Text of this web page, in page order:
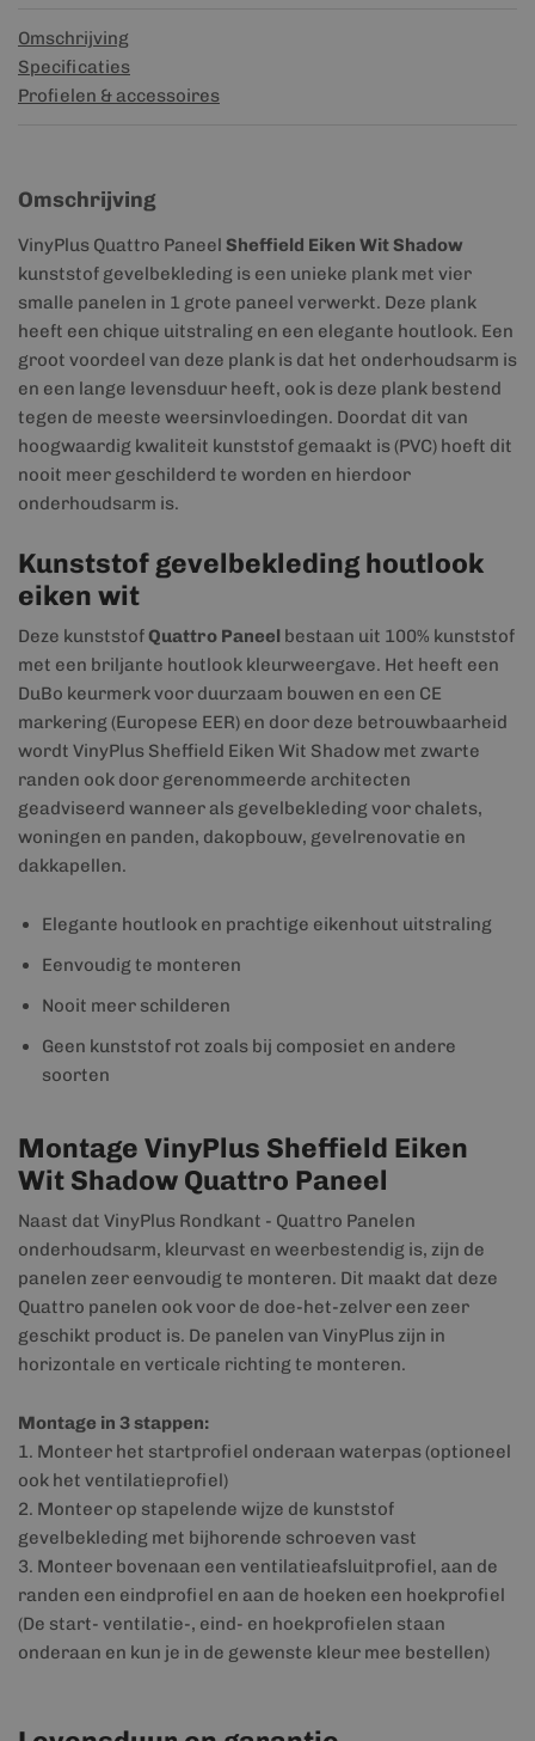
Omschrijving
Specificaties
Profielen & accessoires
Omschrijving
VinyPlus Quattro Paneel Sheffield Eiken Wit Shadow
kunststof gevelbekleding is een unieke plank met vier
smalle panelen in 1 grote paneel verwerkt. Deze plank
heeft een chique uitstraling en een elegante houtlook. Een
groot voordeel van deze plank is dat het onderhoudsarm is
en een lange levensduur heeft, ook is deze plank bestend
tegen de meeste weersinvloedingen. Doordat dit van
hoogwaardig kwaliteit kunststof gemaakt is (PVC) hoeft dit
nooit meer geschilderd te worden en hierdoor
onderhoudsarm is.
Kunststof gevelbekleding houtlook
eiken wit
Deze kunststofQuattro Paneel bestaan uit 100% kunststof
met een briljante houtlook kleurweergave. Het heeft een
DuBo keurmerk voor duurzaam bouwen en een CE
markering (Europese EER) en door deze betrouwbaarheid
wordt VinyPlus Sheffield Eiken Wit Shadow met zwarte
randen ook door gerenommeerde architecten
geadviseerd wanneer als gevelbekleding voor chalets,
woningen en panden, dakopbouw, gevelrenovatie en
dakkapellen.
Elegante houtlook en prachtige eikenhout uitstraling
Eenvoudig te monteren
Nooit meer schilderen
Geen kunststof rot zoals bij composiet en andere
soorten
Montage VinyPlus Sheffield Eiken
Wit Shadow Quattro Paneel
Naast dat VinyPlus Rondkant - Quattro Panelen
onderhoudsarm, kleurvast en weerbestendig is, zijn de
panelen zeer eenvoudig te monteren. Dit maakt dat deze
Quattro panelen ook voor de doe-het-zelver een zeer
geschikt product is. De panelen van VinyPlus zijn in
horizontale en verticale richting te monteren.
Montage in 3 stappen:
1. Monteer het startprofiel onderaan waterpas (optioneel
ook het ventilatieprofiel)
2. Monteer op stapelende wijze de kunststof
gevelbekleding met bijhorende schroeven vast
3. Monteer bovenaan een ventilatieafsluitprofiel, aan de
randen een eindprofiel en aan de hoeken een hoekprofiel
(De start- ventilatie-, eind- en hoekprofielen staan
onderaan en kun je in de gewenste kleur mee bestellen)